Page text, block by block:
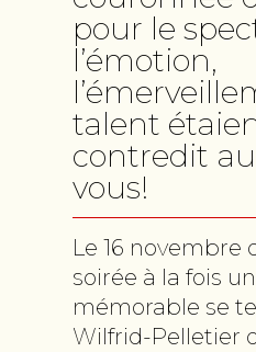
pour le
l’émotion,
talent
contredit
vous!
Le 16 novembre
soirée à la fois
mémorable se
Wilfrid-Pelletier